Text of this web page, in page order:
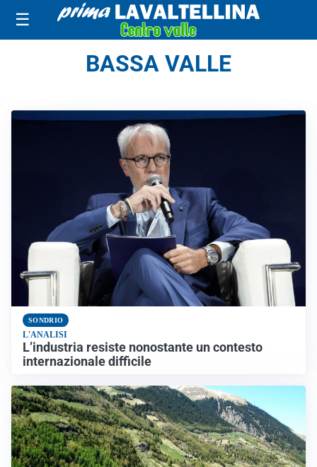
☰
BASSA VALLE
SONDRIO
L'ANALISI
L’industria resiste nonostante un contesto
internazionale difficile